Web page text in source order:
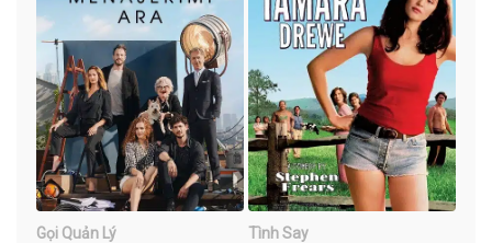
Gọi Quản Lý Tình Say